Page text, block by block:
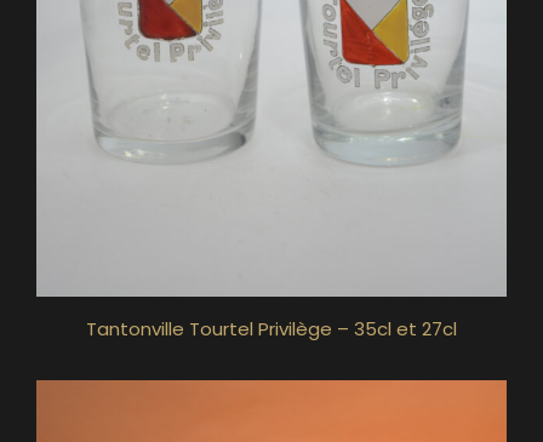
Tantonville Tourtel Privilège – 35cl et 27cl